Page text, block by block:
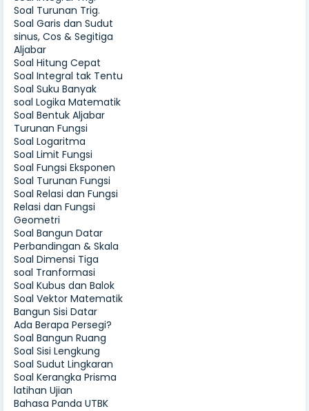
Soal Turunan Trig.
Soal Garis dan Sudut
sinus, Cos & Segitiga
Aljabar
Soal Hitung Cepat
Soal Integral tak Tentu
Soal Suku Banyak
soal Logika Matematik
Soal Bentuk Aljabar
Turunan Fungsi
Soal Logaritma
Soal Limit Fungsi
Soal Fungsi Eksponen
Soal Turunan Fungsi
Soal Relasi dan Fungsi
Relasi dan Fungsi
Geometri
Soal Bangun Datar
Perbandingan & Skala
Soal Dimensi Tiga
soal Tranformasi
Soal Kubus dan Balok
Soal Vektor Matematik
Bangun Sisi Datar
Ada Berapa Persegi?
Soal Bangun Ruang
Soal Sisi Lengkung
Soal Sudut Lingkaran
Soal Kerangka Prisma
latihan Ujian
Bahasa Panda UTBK